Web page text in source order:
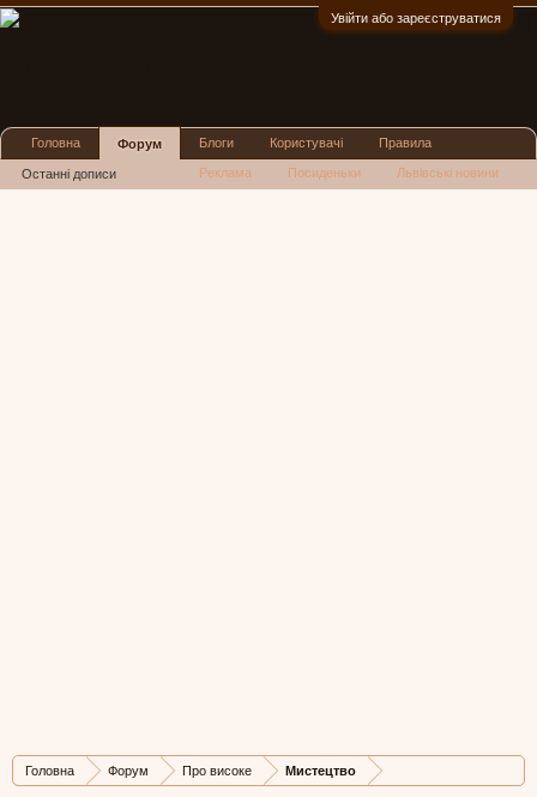
Увійти або зареєструватися
Головна Форум Про високе Мистецтво
Головна Форум
Останні дописи
Блоги Користувачі Правила
Реклама Посиденьки Львівські новини